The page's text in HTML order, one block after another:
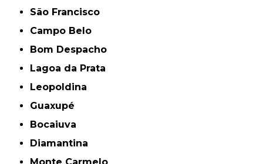
São Francisco
Campo Belo
Bom Despacho
Lagoa da Prata
Leopoldina
Guaxupé
Bocaiuva
Diamantina